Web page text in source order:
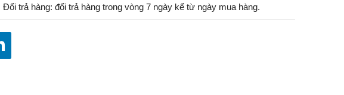
Đổi trả hàng: đổi trả hàng trong vòng 7 ngày kể từ ngày mua hàng.